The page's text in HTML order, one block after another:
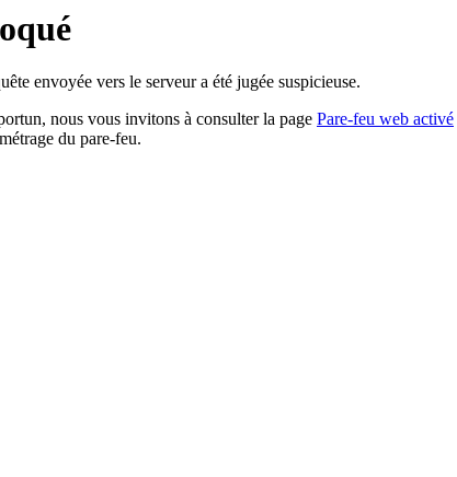
envoyée vers le serveur a été jugée suspicieuse.
nous vous invitons à consulter la page Pare-feu web activé
du pare-feu.